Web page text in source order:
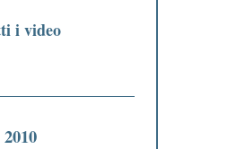
i video